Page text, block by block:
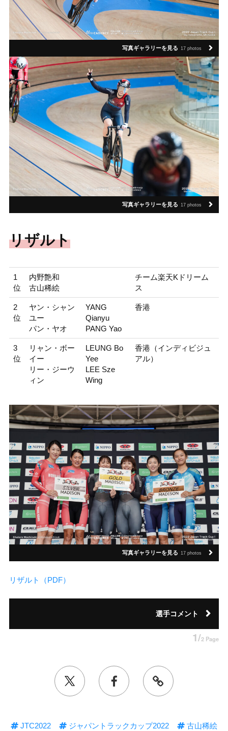
写真ギャラリーを見る 17 photos
写真ギャラリーを見る 17 photos
リザルト
1
位
内野艶和
古山稀絵
チーム楽天Kドリーム
ス
2
位
ヤン・シャン
ユー
パン・ヤオ
YANG
Qianyu
PANG Yao
香港
3
位
リャン・ボー
イー
リー・ジーウ
ィン
LEUNG Bo
Yee
LEE Sze
Wing
香港（インディビジュ
アル）
写真ギャラリーを見る 17 photos
リザルト（PDF）
選手コメント
1/2 Page
JTC2022 ジャパントラックカップ2022
古山稀絵